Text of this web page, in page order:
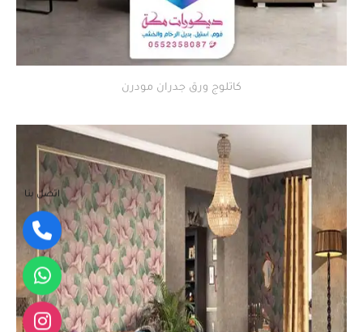
كاتلوج ورق جدران مودرن
اتصل بنا